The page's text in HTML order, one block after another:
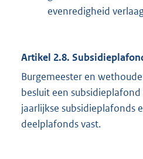
evenredigheid
Artikel 2.8.
Burgemeester en
besluit een
jaarlijkse subsidieplafonds
deelplafonds vast.